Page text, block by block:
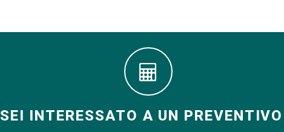
SEI INTERESSATO A UN